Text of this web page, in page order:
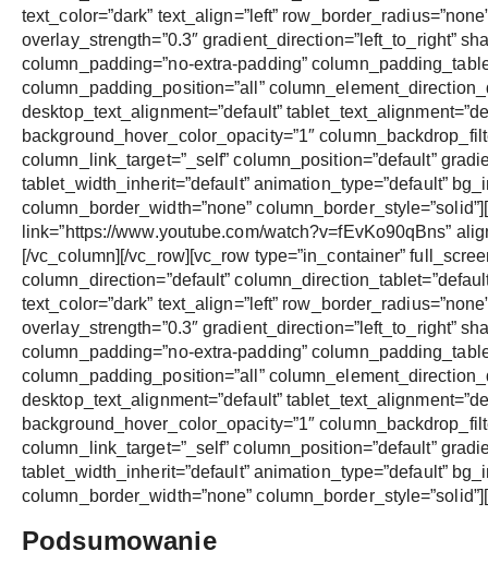
text_color=”dark” text_align=”left”
overlay_strength=”0.3″ gradient_direction=”left_to_right”
column_padding=”no-extra-padding”
column_padding_position=”all”
desktop_text_alignment=”default”
background_hover_color_opacity=”1″
column_link_target=”_self” column_position=”default”
tablet_width_inherit=”default” animation_type=”default”
column_border_width=”none”
link=”https://www.youtube.com/watch?v=fEvKo90qBns”
[/vc_column][/vc_row][vc_row type=”in_container”
column_direction=”default”
text_color=”dark” text_align=”left”
overlay_strength=”0.3″ gradient_direction=”left_to_right”
column_padding=”no-extra-padding”
column_padding_position=”all”
desktop_text_alignment=”default”
background_hover_color_opacity=”1″
column_link_target=”_self” column_position=”default”
tablet_width_inherit=”default” animation_type=”default”
column_border_width=”none”
Podsumowanie